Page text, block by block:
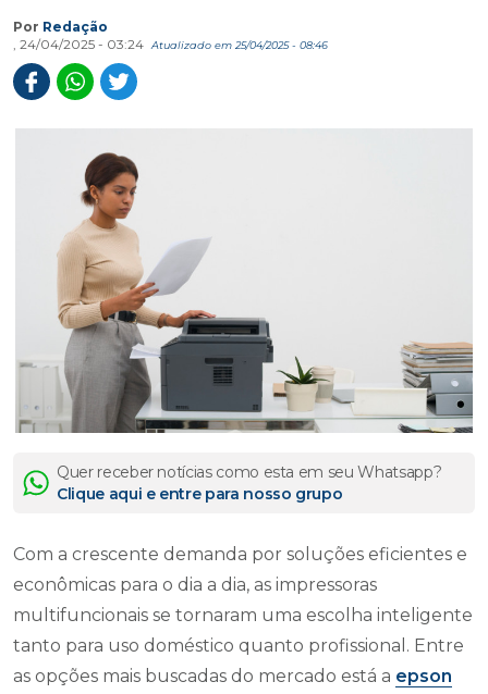
Por Redação
, 24/04/2025 - 03:24
Atualizado em 25/04/2025 - 08:46
Quer receber notícias como esta em seu Whatsapp?
Clique aqui e entre para nosso grupo
Com a crescente demanda por soluções eficientes e
econômicas para o dia a dia, as impressoras
multifuncionais se tornaram uma escolha inteligente
tanto para uso doméstico quanto profissional. Entre
as opções mais buscadas do mercado está a epson